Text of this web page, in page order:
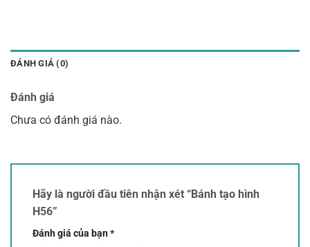
ĐÁNH GIÁ (0)
Đánh giá
Chưa có đánh giá nào.
Hãy là người đầu tiên nhận xét “Bánh tạo hình
H56”
Đánh giá của bạn*